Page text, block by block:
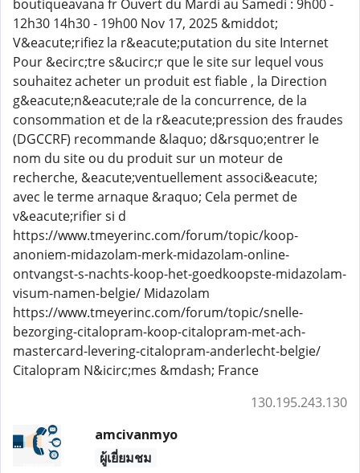
boutiqueavana fr Ouvert du Mardi au Samedi : 9h00 -
12h30 14h30 - 19h00 Nov 17, 2025 &middot;
V&eacute;rifiez la r&eacute;putation du site Internet
Pour &ecirc;tre s&ucirc;r que le site sur lequel vous
souhaitez acheter un produit est fiable , la Direction
g&eacute;n&eacute;rale de la concurrence, de la
consommation et de la r&eacute;pression des fraudes
(DGCCRF) recommande &laquo; d&rsquo;entrer le
nom du site ou du produit sur un moteur de
recherche, &eacute;ventuellement associ&eacute;
avec le terme arnaque &raquo; Cela permet de
v&eacute;rifier si d
https://www.tmeyerinc.com/forum/topic/koop-
anoniem-midazolam-merk-midazolam-online-
ontvangst-s-nachts-koop-het-goedkoopste-midazolam-
visum-namen-belgie/ Midazolam
https://www.tmeyerinc.com/forum/topic/snelle-
bezorging-citalopram-koop-citalopram-met-ach-
mastercard-levering-citalopram-anderlecht-belgie/
Citalopram N&icirc;mes &mdash; France
130.195.243.130
amcivanmyo
ผู้เยี่ยมชม